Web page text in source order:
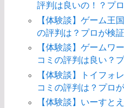
評判は良いの！？プ
【体験談】ゲーム王
の評判は？プロが検証
【体験談】ゲームワ
コミの評判は良い？
【体験談】トイフォ
コミの評判は？プロ
【体験談】いーすと